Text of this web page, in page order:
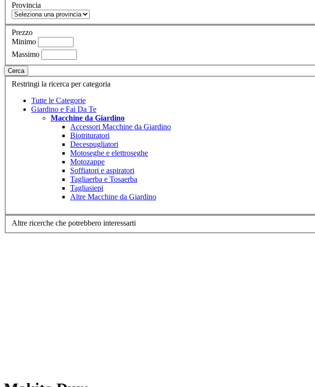
Provincia
Prezzo
Minimo
Massimo
Cerca
Restringi la ricerca per categoria
Tutte le Categorie
Giardino e Fai Da Te
Macchine da Giardino
Accessori Macchine da Giardino
Biotrituratori
Decespugliatori
Motoseghe e elettroseghe
Motozappe
Soffiatori e aspiratori
Tagliaerba e Tosaerba
Tagliasiepi
Altre Macchine da Giardino
Altre ricerche che potrebbero interessarti